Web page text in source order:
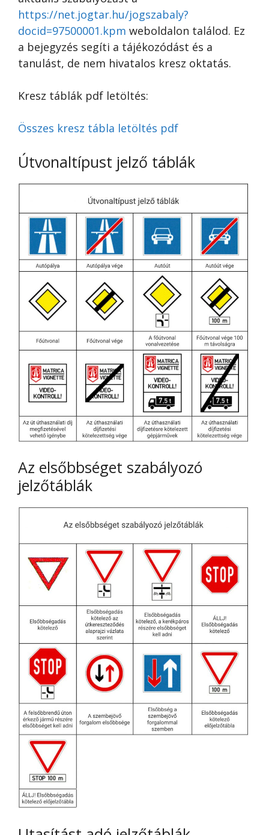
https://net.jogtar.hu/jogszabaly?
docid=97500001.kpm weboldalon találod. Ez
a bejegyzés segíti a tájékozódást és a
tanulást, de nem hivatalos kresz oktatás.
Kresz táblák pdf letöltés:
Összes kresz tábla letöltés pdf
Útvonaltípust jelző táblák
Az elsőbbséget szabályozó
jelzőtáblák